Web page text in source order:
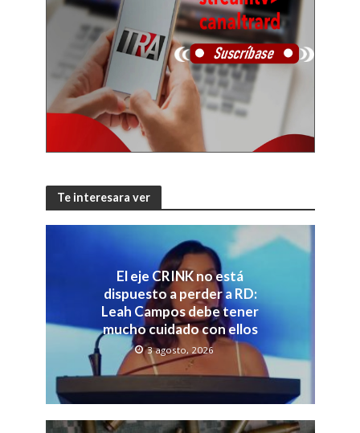
Te interesara ver
El eje CRINK no está
dispuesto a perder a RD:
Leah Campos debe tener
mucho cuidado con ellos
3 agosto, 2026